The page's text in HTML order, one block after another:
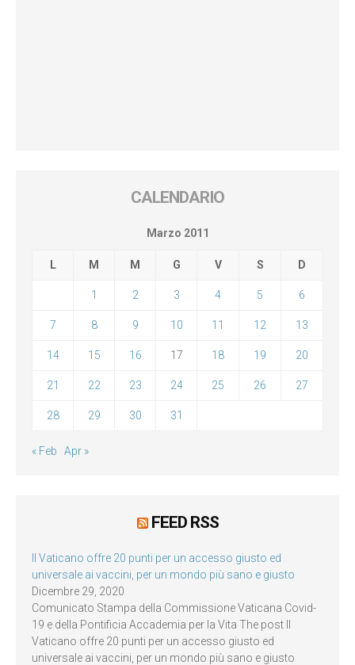
CALENDARIO
Marzo 2011
L M M G V S D
1 2 3 4 5 6
7 8 9 10 11 12 13
14 15 16 17 18 19 20
21 22 23 24 25 26 27
28 29 30 31
« Feb Apr »
FEED RSS
Il Vaticano offre 20 punti per un accesso giusto ed
universale ai vaccini, per un mondo più sano e giusto
Dicembre 29, 2020
Comunicato Stampa della Commissione Vaticana Covid-
19 e della Pontificia Accademia per la Vita The post Il
Vaticano offre 20 punti per un accesso giusto ed
universale ai vaccini, per un mondo più sano e giusto